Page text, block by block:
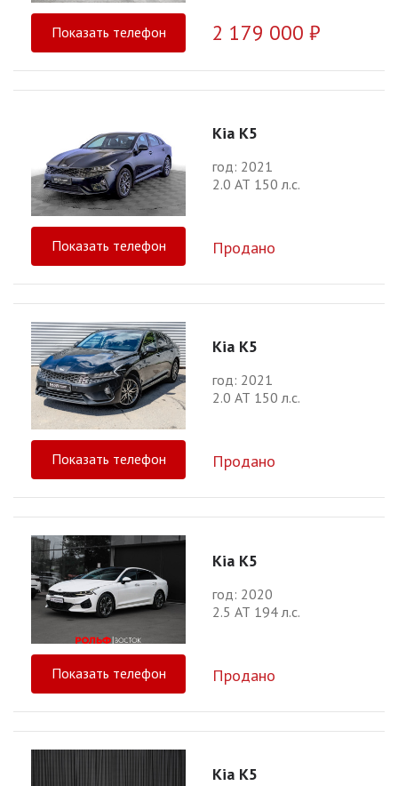
Показать телефон 2 179 000 ₽
Kia K5
год: 2021
2.0 АТ 150 л.с.
Показать телефон Продано
Kia K5
год: 2021
2.0 АТ 150 л.с.
Показать телефон Продано
Kia K5
год: 2020
2.5 АТ 194 л.с.
Показать телефон Продано
Kia K5